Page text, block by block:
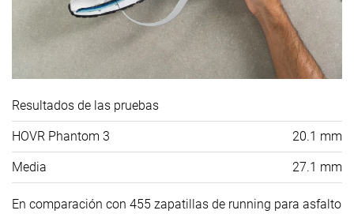
Resultados de las pruebas
HOVR Phantom 3 20.1 mm
Media 27.1 mm
En comparación con 455 zapatillas de running para asfalto